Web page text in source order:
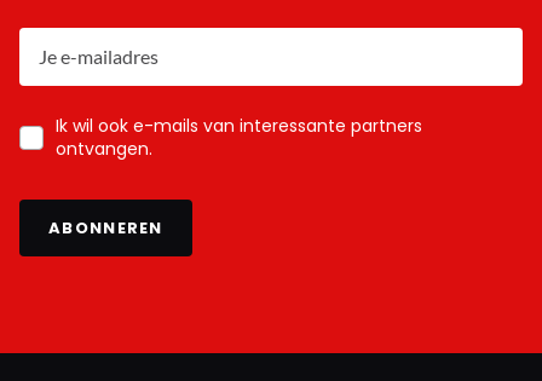
Ik wil ook e-mails van interessante partners
ontvangen.
ABONNEREN